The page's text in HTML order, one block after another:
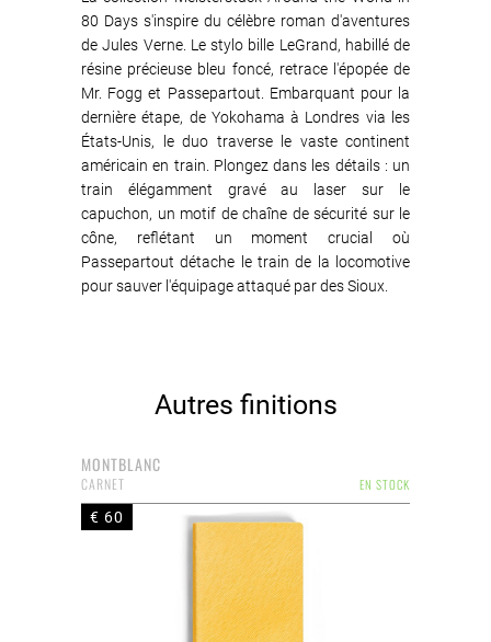
80 Days s'inspire du célèbre roman d'aventures
de Jules Verne. Le stylo bille LeGrand, habillé de
résine précieuse bleu foncé, retrace l'épopée de
Mr. Fogg et Passepartout. Embarquant pour la
dernière étape, de Yokohama à Londres via les
États-Unis, le duo traverse le vaste continent
américain en train. Plongez dans les détails : un
train élégamment gravé au laser sur le
capuchon, un motif de chaîne de sécurité sur le
cône, reflétant un moment crucial où
Passepartout détache le train de la locomotive
pour sauver l'équipage attaqué par des Sioux.
Autres finitions
MONTBLANC
EN STOCK
CARNET
€ 60